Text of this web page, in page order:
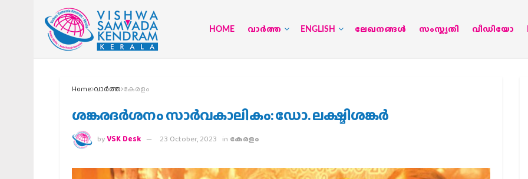
HOME വാര്‍ത്ത ENGLISH ലേഖനങ്ങള്‍ സംസ്കൃതി വീഡിയോ
Home വാര്‍ത്ത കേരളം
ശങ്കരദര്‍ശനം സാര്‍വകാലികം: ഡോ. ലക്ഷ്മിശങ്കര്‍
byVSK Desk 23 October, 2023 in കേരളം